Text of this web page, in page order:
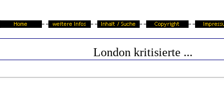
London kritisierte ...